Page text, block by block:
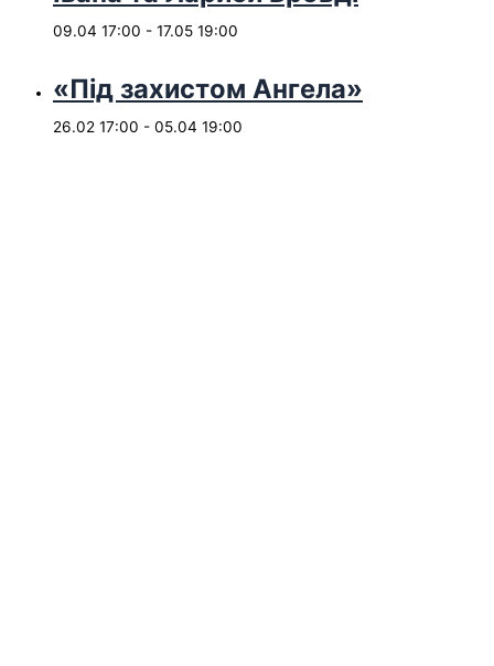
09.04 17:00 - 17.05 19:00
«Під захистом Ангела»
26.02 17:00 - 05.04 19:00